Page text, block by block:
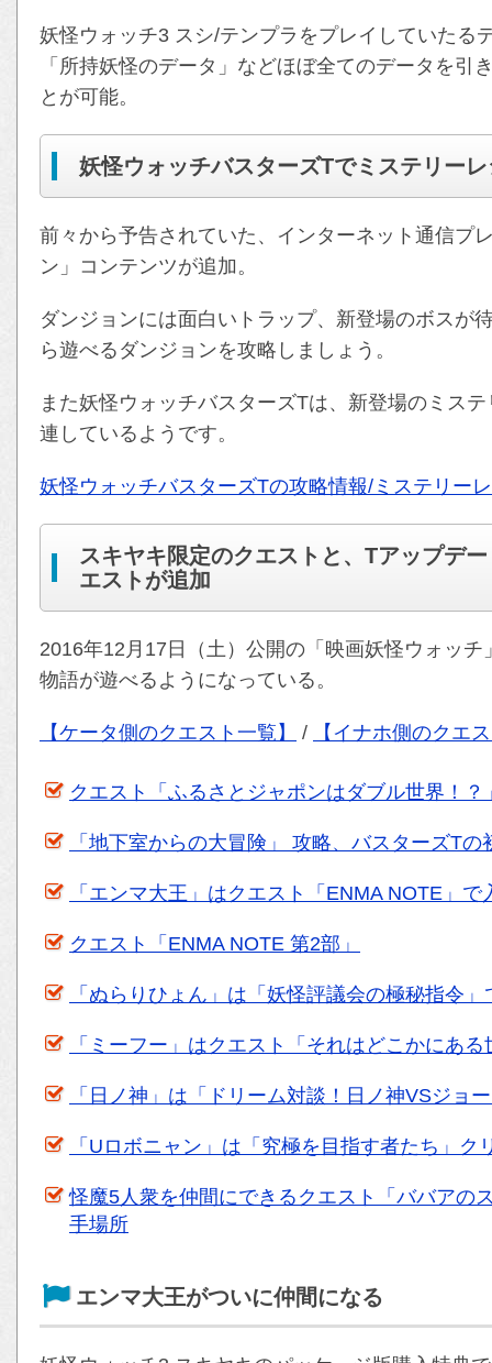
妖怪ウォッチ3 スシ/テンプラをプレイしていたる
「所持妖怪のデータ」などほぼ全てのデータを引
とが可能。
妖怪ウォッチバスターズTでミステリー
前々から予告されていた、インターネット通信プ
ン」コンテンツが追加。
ダンジョンには面白いトラップ、新登場のボスが
ら遊べるダンジョンを攻略しましょう。
また妖怪ウォッチバスターズTは、新登場のミス
連しているようです。
妖怪ウォッチバスターズTの攻略情報/ミステリー
スキヤキ限定のクエストと、Tアップデ
エストが追加
2016年12月17日（土）公開の「映画妖怪ウォッ
物語が遊べるようになっている。
【ケータ側のクエスト一覧】 / 【イナホ側のクエ
クエスト「ふるさとジャポンはダブル世界！
「地下室からの大冒険」 攻略、バスターズTの
「エンマ大王」はクエスト「ENMA NOTE」で
クエスト「ENMA NOTE 第2部」
「ぬらりひょん」は「妖怪評議会の極秘指令
「ミーフー」はクエスト「それはどこかにあ
「日ノ神」は「ドリーム対談！日ノ神VSジョ
「Uロボニャン」は「究極を目指す者たち」ク
怪魔5人衆を仲間にできるクエスト「ババアの
手場所
エンマ大王がついに仲間になる